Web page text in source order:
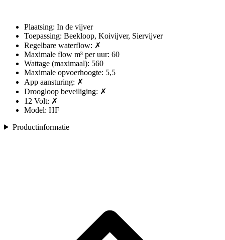
Plaatsing: In de vijver
Toepassing: Beekloop, Koivijver, Siervijver
Regelbare waterflow: ✗
Maximale flow m³ per uur: 60
Wattage (maximaal): 560
Maximale opvoerhoogte: 5,5
App aansturing: ✗
Droogloop beveiliging: ✗
12 Volt: ✗
Model: HF
Productinformatie